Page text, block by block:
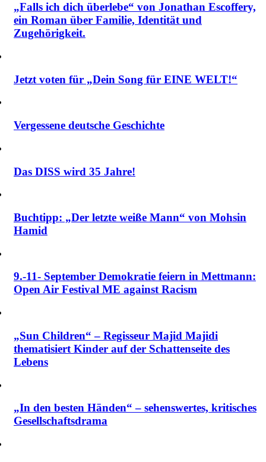
„Falls ich dich überlebe“ von Jonathan Escoffery,
ein Roman über Familie, Identität und
Zugehörigkeit.
Jetzt voten für „Dein Song für EINE WELT!“
Vergessene deutsche Geschichte
Das DISS wird 35 Jahre!
Buchtipp: „Der letzte weiße Mann“ von Mohsin
Hamid
9.-11- September Demokratie feiern in Mettmann:
Open Air Festival ME against Racism
„Sun Children“ – Regisseur Majid Majidi
thematisiert Kinder auf der Schattenseite des
Lebens
„In den besten Händen“ – sehenswertes, kritisches
Gesellschaftsdrama